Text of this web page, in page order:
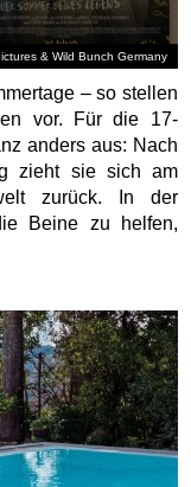
& Wild Bunch Germany
– so stellen
vor. Für die 17-
anders aus: Nach
zieht sie sich am
zurück. In der
Beine zu helfen,